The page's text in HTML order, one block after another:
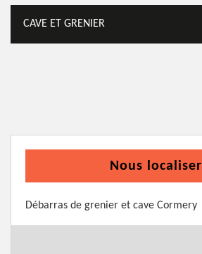
CAVE ET GRENIER
Nous localiser
Débarras de grenier et cave Cormery